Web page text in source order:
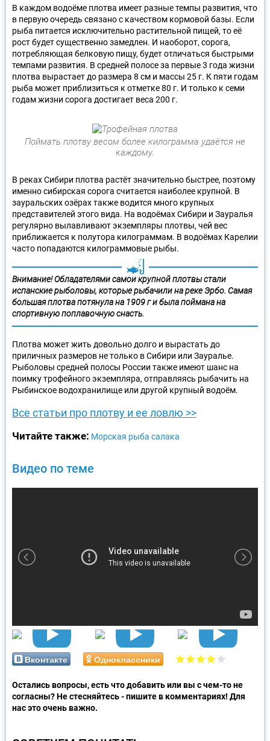
В каждом водоёме плотва имеет разные темпы развития, что
в первую очередь связано с качеством кормовой базы. Если
рыба питается исключительно растительной пищей, то её
рост будет существенно замедлен. И наоборот, сорога,
потребляющая белковую пищу, будет отличаться быстрыми
темпами развития. В средней полосе за первые 3 года жизни
плотва вырастает до размера 8 см и массы 25 г. К пяти годам
рыба может приблизиться к отметке 80 г. И только к семи
годам жизни сорога достигает веса 200 г.
Поймать плотву весом более килограмма удаётся не
каждому.
В реках Сибири плотва растёт значительно быстрее, поэтому
именно сибирская сорога считается наиболее крупной. В
зауральских озёрах также водится много крупных
представителей этого вида. На водоёмах Сибири и Зауралья
регулярно вылавливают экземпляры плотвы, чей вес
приближается к полутора килограммам. В водоёмах Карелии
часто попадаются килограммовые рыбы.
Внимание! Обладателями самой крупной плотвы стали
испанские рыболовы, которые рыбачили на реке Эрбо. Самая
большая плотва потянула на 1909 г и была поймана на
спортивную поплавочную снасть.
Плотва может жить довольно долго и вырастать до
приличных размеров не только в Сибири или Зауралье.
Рыболовы средней полосы России также имеют шанс на
поимку трофейного экземпляра, отправляясь рыбачить на
Рыбинское водохранилище или другой крупный водоём.
Все статьи про плотву и ее ловлю >>
Читайте также: Морская рыба салака
Видео по теме
Вконтакте Одноклассники
Остались вопросы, есть что добавить или вы с чем-то не
согласны? Не стесняйтесь - пишите в комментариях! Для
нас это очень важно.